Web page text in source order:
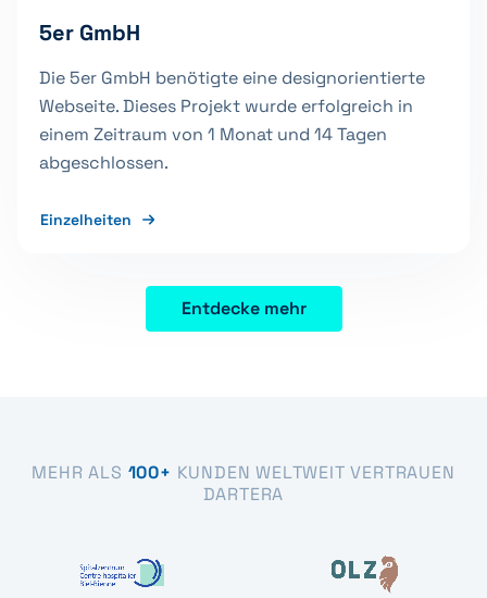
5er GmbH
Die 5er GmbH benötigte eine designorientierte
Webseite. Dieses Projekt wurde erfolgreich in
einem Zeitraum von 1 Monat und 14 Tagen
abgeschlossen.
Einzelheiten
Entdecke mehr
MEHR ALS 100+ KUNDEN WELTWEIT VERTRAUEN
DARTERA